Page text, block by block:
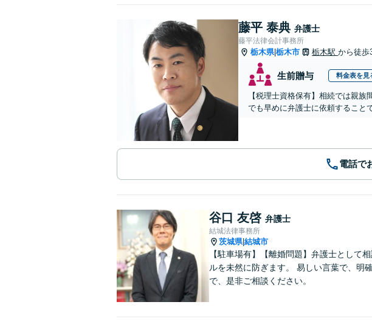
藤平 泰典 弁護士
藤平法律会計事務所
栃木県|栃木市 栃木駅 から徒歩
生前贈与 料金表を見
【税理士資格保有】相続では親
でも早めに弁護士に依頼すること
電話で
谷口 友啓 弁護士
結城法律事務所
茨城県|結城市
【駐車場有】【離婚問題】弁護士として
ルを未然に防ぎます。 易しい言葉で、明
で、是非ご相談ください。